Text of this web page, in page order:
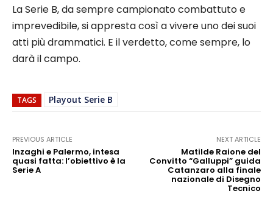
La Serie B, da sempre campionato combattuto e
imprevedibile, si appresta così a vivere uno dei suoi
atti più drammatici. E il verdetto, come sempre, lo
darà il campo.
TAGS Playout Serie B
PREVIOUS ARTICLE
Inzaghi e Palermo, intesa
quasi fatta: l’obiettivo è la
Serie A
NEXT ARTICLE
Matilde Raione del
Convitto “Galluppi” guida
Catanzaro alla finale
nazionale di Disegno
Tecnico